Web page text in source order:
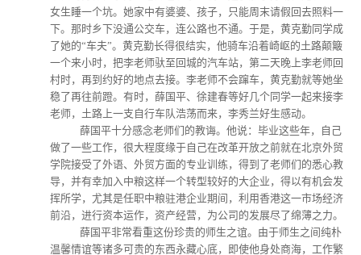
女生睡一个坑。她家中有婆婆、孩子，只能周末请假回去照料一
下。那时乡下没通公交车，连公路也不通。于是，黄克勤同学成
了她的“车夫”。黄克勤长得很结实，他骑车沿着崎岖的土路颠簸
一个来小时，把李老师驮至回城的汽车站，第二天晚上李老师回
村时，再到约好的地点去接。李老师不会蹿车，黄克勤就等她坐
稳了再往前蹬。有时，薛国平、徐建春等好几个同学一起来接李
老师，土路上一支自行车队浩荡而来，李秀兰好生感动。
薛国平十分感念老师们的教诲。他说：毕业这些年，自己
做了一些工作，很大程度缘于自己在改革开放之前就在北京外贸
学院接受了外语、外贸方面的专业训练，得到了老师们的悉心教
导，并有幸加入中粮这样一个转型较好的大企业，得以有机会发
挥所学，尤其是任职中粮驻港企业期间，利用香港这一市场经济
前沿，进行资本运作，资产经营，为公司的发展尽了绵薄之力。
薛国平非常看重这份珍贵的师生之谊。由于师生之间纯朴
温馨情谊等诸多可贵的东西永藏心底，即使他身处商海，工作繁